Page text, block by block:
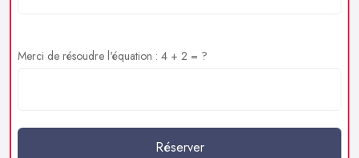
Merci de résoudre l'équation : 4 + 2 = ?
Réserver